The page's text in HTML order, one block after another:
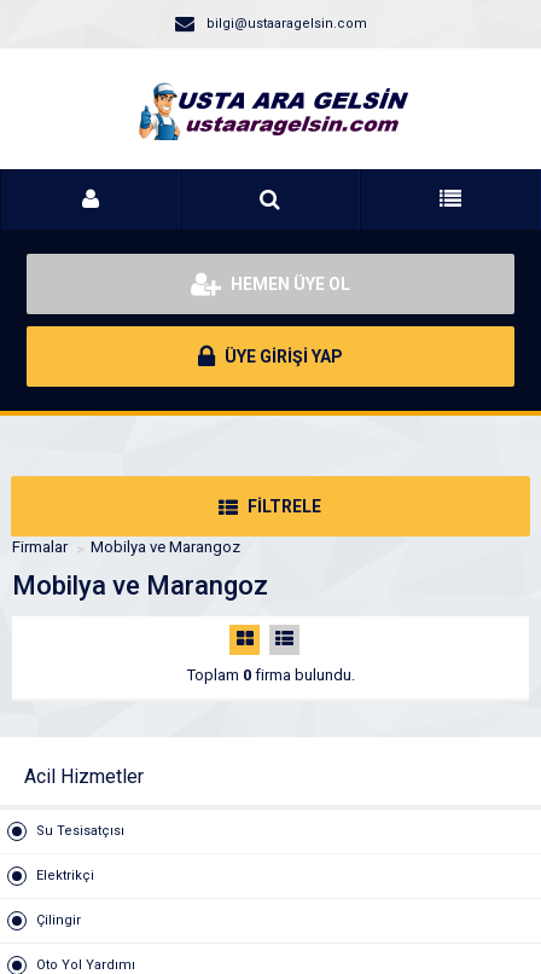
bilgi@ustaaragelsin.com
HEMEN ÜYE OL
ÜYE GİRİŞİ YAP
FİLTRELE
Firmalar Mobilya ve Marangoz
Mobilya ve Marangoz
Toplam 0firma bulundu.
Acil Hizmetler
Su Tesisatçısı
Elektrikçi
Çilingir
Oto Yol Yardımı